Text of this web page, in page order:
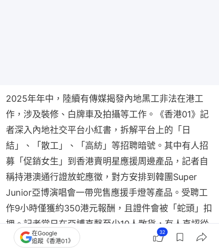
2025年年中，陸續有傳媒揭發內地黑工非法在港工
作，涉及裝修、白牌車及拍攝等工作。《香港01》記
者深入內地社交平台小紅書，拆解平台上的「日
結」、「散工」、「高紡」等招聘暗號。其中有人招
募「促銷女生」到香港賣明星應援周邊產品，記者自
稱持港澳通行證放蛇應徵，對方安排到韓團Super
Junior亞博演唱會一帶兜售應援手燈等產品。受聘工
作9小時僅獲約350港元報酬，且證件會被「蛇頭」扣
押。記者當日在亞博直擊至少10人散貨，有人直認從
內地來港。
在Google
追蹤《香港01》
32